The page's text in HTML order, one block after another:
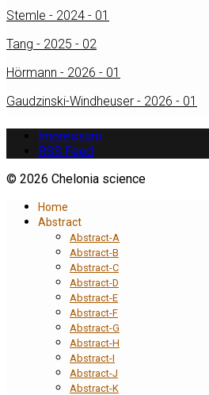
Stemle - 2024 - 01
Tang - 2025 - 02
Hörmann - 2026 - 01
Gaudzinski-Windheuser - 2026 - 01
Impressum
RSS Feed
© 2026 Chelonia science
Home
Abstract
Abstract-A
Abstract-B
Abstract-C
Abstract-D
Abstract-E
Abstract-F
Abstract-G
Abstract-H
Abstract-I
Abstract-J
Abstract-K